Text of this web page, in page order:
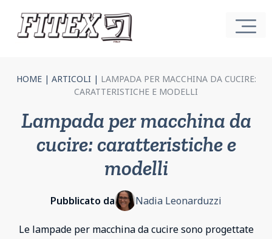
HOME| ARTICOLI| LAMPADA PER MACCHINA DA CUCIRE:
CARATTERISTICHE E MODELLI
Lampada per macchina da
cucire: caratteristiche e
modelli
Pubblicato da Nadia Leonarduzzi
Le lampade per macchina da cucire sono progettate